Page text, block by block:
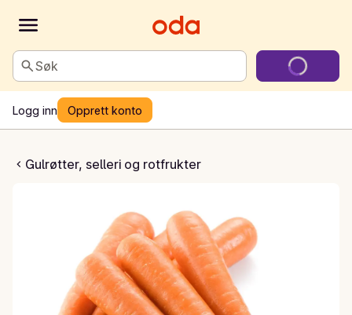
Søk
Logg inn Opprett konto
Gulrøtter, selleri og rotfrukter
vasket